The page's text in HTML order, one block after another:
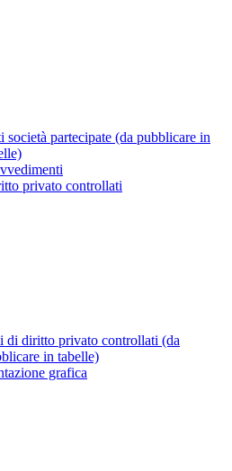
società partecipate (da pubblicare in
privato controllati
di diritto privato controllati (da
in tabelle)
grafica